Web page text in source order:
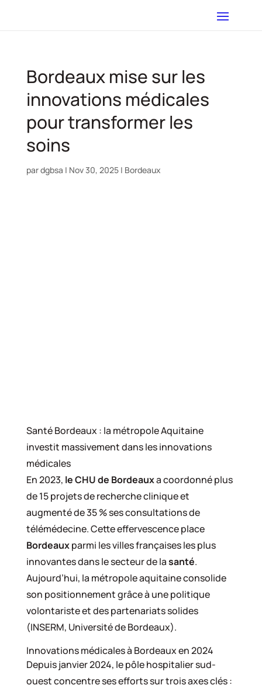
Bordeaux mise sur les
innovations médicales
pour transformer les
soins
pardgbsa | Nov 30, 2025| Bordeaux
Santé Bordeaux : la métropole Aquitaine
investit massivement dans les innovations
médicales
En 2023, le CHU de Bordeauxa coordonné plus
de 15 projets de recherche clinique et
augmenté de 35 % ses consultations de
télémédecine. Cette effervescence place
Bordeauxparmi les villes françaises les plus
innovantes dans le secteur de lasanté.
Aujourd’hui, la métropole aquitaine consolide
son positionnement grâce à une politique
volontariste et des partenariats solides
(INSERM, Université de Bordeaux).
Innovations médicales à Bordeaux en 2024
Depuis janvier 2024, le pôle hospitalier sud-
ouest concentre ses efforts sur trois axes clés :